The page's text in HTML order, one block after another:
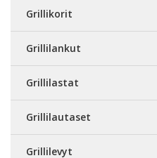
Grillikorit
Grillilankut
Grillilastat
Grillilautaset
Grillilevyt